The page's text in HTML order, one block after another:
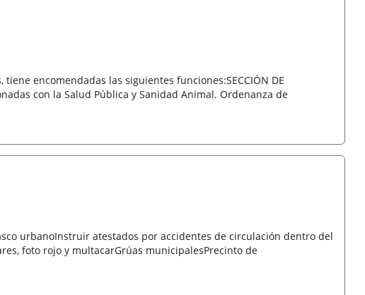
encomendadas las siguientes funciones:SECCIÓN DE
con la Salud Pública y Sanidad Animal. Ordenanza de
urbanoInstruir atestados por accidentes de circulación dentro del
foto rojo y multacarGrúas municipalesPrecinto de